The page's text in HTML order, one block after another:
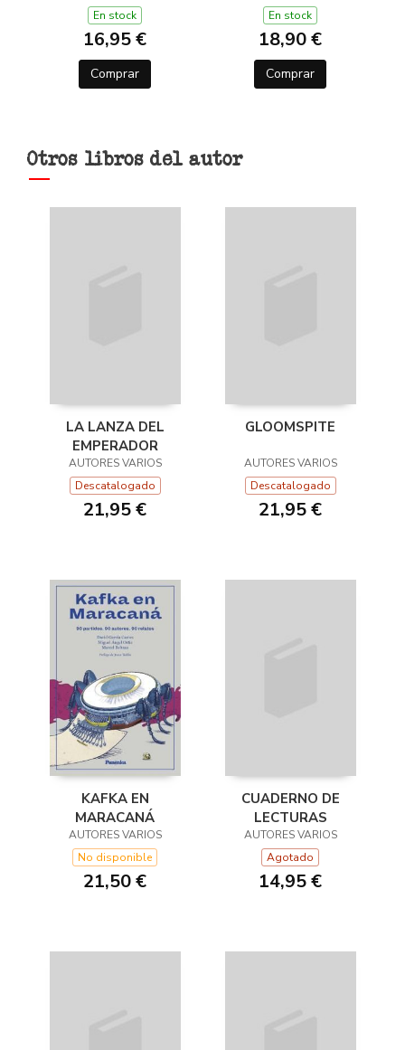
DE L'OLIMP 2)
En stock
16,95 €
Comprar
En stock
18,90 €
Comprar
Otros libros del autor
LA LANZA DEL
EMPERADOR
AUTORES VARIOS
Descatalogado
21,95 €
GLOOMSPITE
AUTORES VARIOS
Descatalogado
21,95 €
KAFKA EN
MARACANÁ
AUTORES VARIOS
No disponible
21,50 €
CUADERNO DE
LECTURAS
AUTORES VARIOS
Agotado
14,95 €